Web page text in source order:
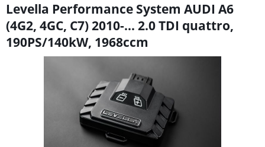
Levella Performance System AUDI A6
(4G2, 4GC, C7) 2010-... 2.0 TDI quattro,
190PS/140kW, 1968ccm